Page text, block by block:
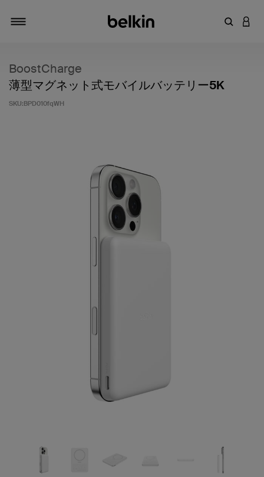
キーワアカ
BoostCharge
薄型マグネット式モバイルバッテリー5K
SKU:BPD010fqWH